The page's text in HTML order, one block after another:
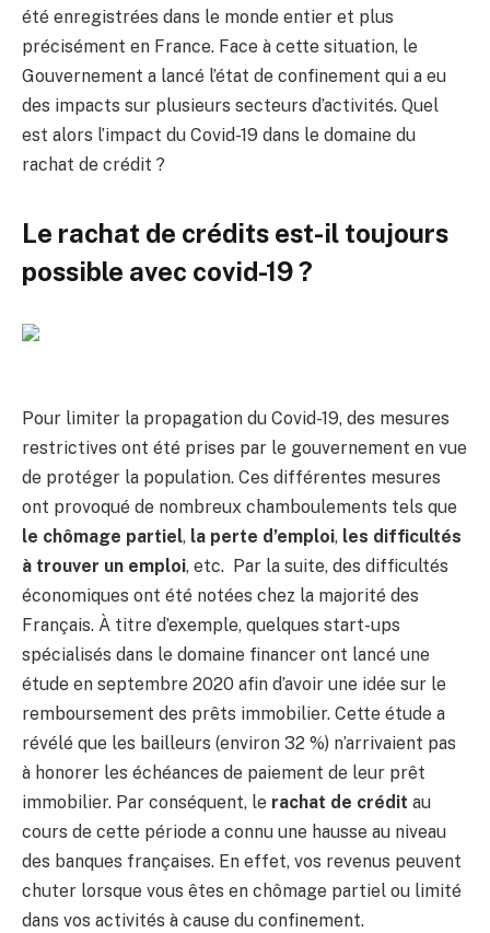
été enregistrées dans le monde entier et plus
précisément en France. Face à cette situation, le
Gouvernement a lancé l’état de confinement qui a eu
des impacts sur plusieurs secteurs d’activités. Quel
est alors l’impact du Covid-19 dans le domaine du
rachat de crédit ?
Le rachat de crédits est-il toujours
possible avec covid-19 ?
Pour limiter la propagation du Covid-19, des mesures
restrictives ont été prises par le gouvernement en vue
de protéger la population. Ces différentes mesures
ont provoqué de nombreux chamboulements tels que
le chômage partiel, la perte d’emploi, les difficultés
à trouver un emploi, etc. Par la suite, des difficultés
économiques ont été notées chez la majorité des
Français. À titre d’exemple, quelques start-ups
spécialisés dans le domaine financer ont lancé une
étude en septembre 2020 afin d’avoir une idée sur le
remboursement des prêts immobilier. Cette étude a
révélé que les bailleurs (environ 32 %) n’arrivaient pas
à honorer les échéances de paiement de leur prêt
immobilier. Par conséquent, le rachat de crédit au
cours de cette période a connu une hausse au niveau
des banques françaises. En effet, vos revenus peuvent
chuter lorsque vous êtes en chômage partiel ou limité
dans vos activités à cause du confinement.